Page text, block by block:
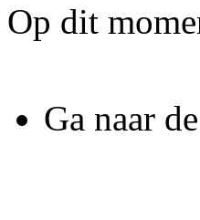
Op dit
Ga naar de